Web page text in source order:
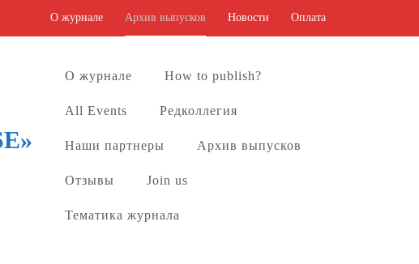
О журнале Архив выпусков Новости Оплата
О журнале How to publish?
All Events Редколлегия
Наши партнеры Архив выпусков
Отзывы Join us
Тематика журнала